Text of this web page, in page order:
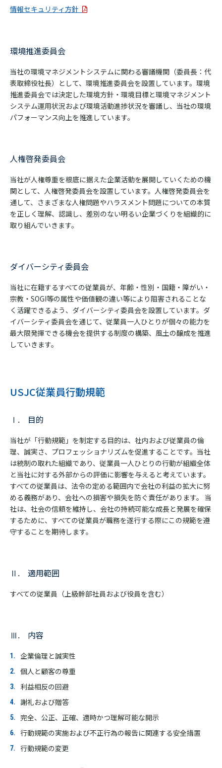
情報セキュリティ方針
環境推進委員会
当社の環境マネジメントシステムに関わる審議機関（委員長：代
表取締役社長）として、環境推進委員会を設置しています。環境
推進委員会では決定した環境方針・環境目標と環境マネジメント
システム運用状況および環境活動進捗状況を審議し、当社の環境
パフォーマンス向上を推進しています。
人権啓発委員会
当社が人権尊重を根底に据えた企業活動を展開していくための機
関として、人権啓発委員会を設置しています。人権啓発委員会を
通して、さまざまな人権問題やハラスメント問題についての本質
を正しく理解、認識し、差別のない明るい企業づくりを組織的に
取り組んでいきます。
ダイバーシティ委員会
当社に在籍するすべての従業員が、年齢・性別・国籍・障がい・
宗教・SOGI等の属性や価値観の違い等により阻害されることな
く活躍できるよう、ダイバーシティ委員会を設置しています。ダ
イバーシティ委員会を通じて、従業員一人ひとりが個々の能力を
最大限発揮できる機会を提供する制度の構築、風土の醸成を推進
していきます。
USJC従業員行動規範
Ⅰ. 目的
当社が「行動規範」を制定する目的は、社内および従業員の倫
理、誠実さ、プロフェッショナリズムを促進することです。当社
は統制の取れた組織であり、従業員一人ひとりの行動が組織全体
と当社に対する外部からの評価に影響を与えると考えています。
すべての従業員は、法令の定める範囲内で会社の利益の拡大に努
める義務があり、会社への損害や損失を防ぐ責任があります。 当
社は、社会の信頼を維持し、会社の持続可能な成長と発展を確保
するために、すべての従業員が職務を遂行する際にこの規範を遵
守することを期待します。
Ⅱ. 適用範囲
すべての従業員（上級幹部社員および役員を含む）
Ⅲ. 内容
企業倫理と誠実性
個人と顧客の尊重
利益相反の回避
謝礼および贈答
完全、公正、正確、適時かつ理解可能な開示
行動規範の実施および不正行為の報告に関連する安全措置
行動規範の変更